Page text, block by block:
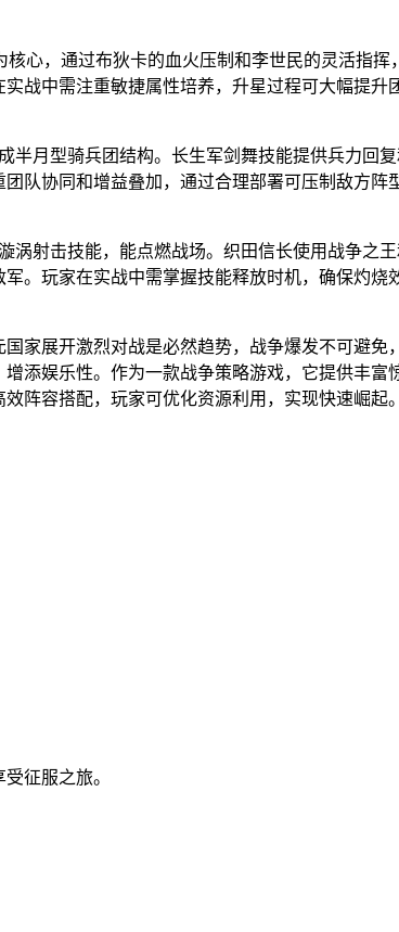
心，通过布狄卡的血火压制和李世民的灵活指挥
战中需注重敏捷属性培养，升星过程可大幅提升
月型骑兵团结构。长生军剑舞技能提供兵力回
队协同和增益叠加，通过合理部署可压制敌方阵
射击技能，能点燃战场。织田信长使用战争之
。玩家在实战中需掌握技能释放时机，确保灼烧
家展开激烈对战是必然趋势，战争爆发不可避免
添娱乐性。作为一款战争策略游戏，它提供丰富
阵容搭配，玩家可优化资源利用，实现快速崛起。
征服之旅。